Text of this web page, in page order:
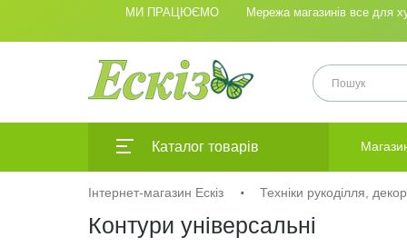
МИ ПРАЦЮЄМО Мережа магазинів все для
Каталог товарів
Інтернет-магазин Ескіз Техніки рукоділля,
Контури універсальні